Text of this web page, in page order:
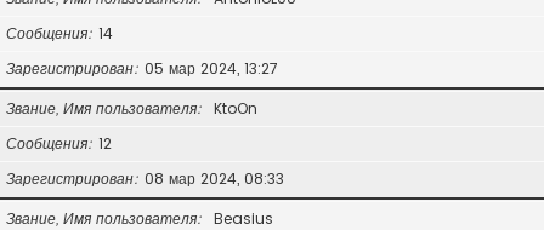
Сообщения 14
Зарегистрирован 05 мар 2024, 13:27
Звание, Имя пользователя
KtoOn
Сообщения 12
Зарегистрирован 08 мар 2024, 08:33
Звание, Имя пользователя
Beasius